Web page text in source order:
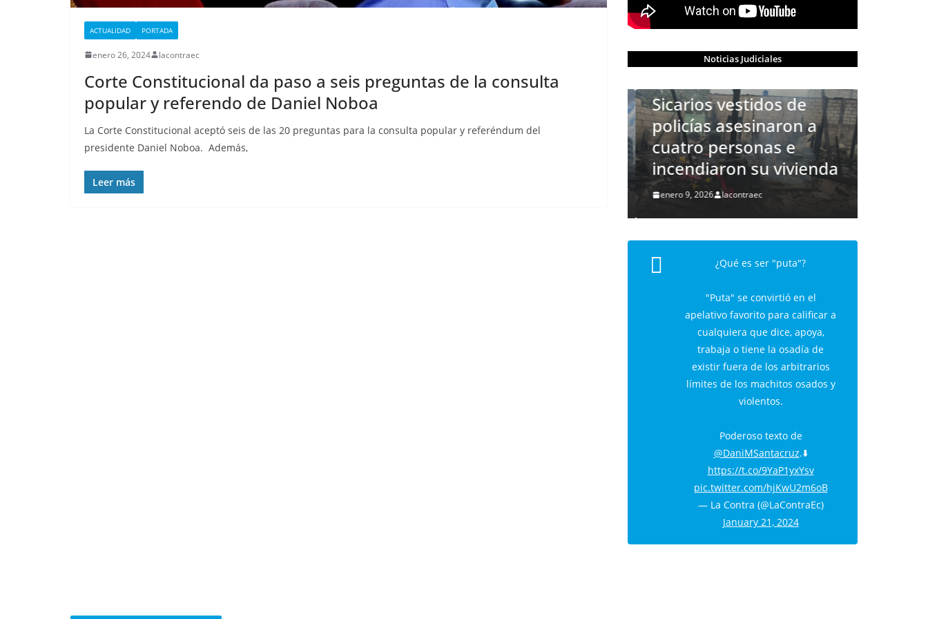
ACTUALIDAD PORTADA
enero 26, 2024 lacontraec
Corte Constitucional da paso a seis preguntas de la consulta
popular y referendo de Daniel Noboa
La Corte Constitucional aceptó seis de las 20 preguntas para la consulta popular y referéndum del
presidente Daniel Noboa. Además,
Leer más
Noticias Judiciales
cárcel de Esmeraldas,
deja al menos 13
privados de libertad
fallecidos
CRÓNICA ROJA PORTADA
funcionario municipal
PORTADA
Sicarios vestidos de
policías asesinaron a
cuatro personas e
incendiaron su vivienda
enero 9, 2026 lacontraec
¿Qué es ser "puta"?
"Puta" se convirtió en el
apelativo favorito para calificar a
cualquiera que dice, apoya,
trabaja o tiene la osadía de
existir fuera de los arbitrarios
límites de los machitos osados y
violentos.
Poderoso texto de
@DaniMSantacruz.⬇️
https://t.co/9YaP1yxYsv
pic.twitter.com/hjKwU2m6oB
— La Contra (@LaContraEc)
January 21, 2024